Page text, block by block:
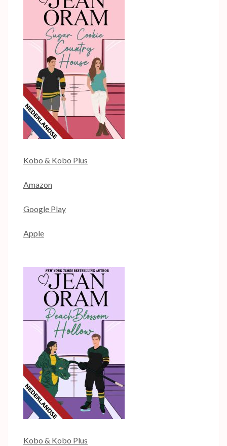
Kobo & Kobo Plus
Amazon
Google Play
Apple
Kobo & Kobo Plus